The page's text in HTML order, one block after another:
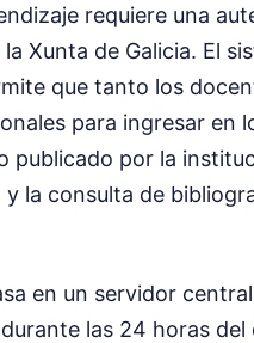
requiere una
Xunta de Galicia. El
que tanto los
para ingresar en
publicado por la
la consulta de
en un servidor
las 24 horas del